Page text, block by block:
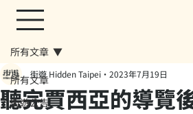
所有文章
街遊公告
所有文章
聽完賈西亞的導覽
街遊 Hidden Taipei 2023年7月19日